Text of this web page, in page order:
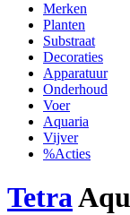
Merken
Planten
Substraat
Decoraties
Apparatuur
Onderhoud
Voer
Aquaria
Vijver
%Acties
Tetra